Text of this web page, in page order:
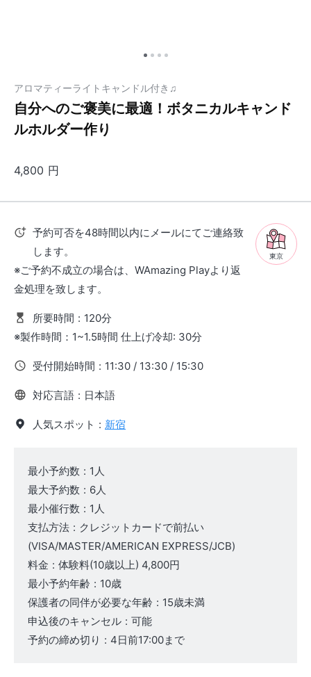
アロマティーライトキャンドル付き♫
自分へのご褒美に最適！ボタニカルキャンド
ルホルダー作り
4,800 円
東京
予約可否を48時間以内にメールにてご連絡致
します。
※ご予約不成立の場合は、WAmazing Playより返
金処理を致します。
所要時間 : 120分
※製作時間：1~1.5時間 仕上げ冷却: 30分
受付開始時間 : 11:30 / 13:30 / 15:30
対応言語 : 日本語
人気スポット : 新宿
最小予約数 : 1人
最大予約数 : 6人
最小催行数 : 1人
支払方法 : クレジットカードで前払い
(VISA/MASTER/AMERICAN EXPRESS/JCB)
料金 : 体験料(10歳以上) 4,800円
最小予約年齢 : 10歳
保護者の同伴が必要な年齢 : 15歳未満
申込後のキャンセル : 可能
予約の締め切り : 4日前17:00まで